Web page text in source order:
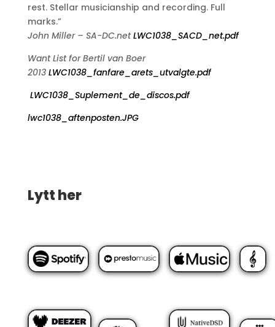
rest. Stellar musicianship and recording. Full
marks.”
John Miller – SA-DC.netLWC1038_SACD_net.pdf
Want List for Bertil van Boer
2013 LWC1038_fanfare_arets_utvalgte.pdf
LWC1038_Suplement_de_discos.pdf
lwc1038_aftenposten.JPG
Lytt her